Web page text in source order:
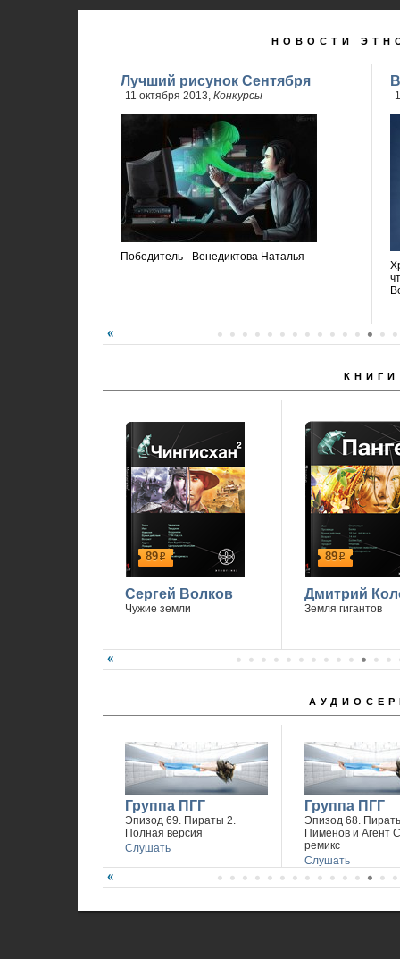
НОВОСТИ
Лучший рисунок Сентября
11 октября 2013, Конкурсы
Победитель - Венедиктова Наталья
КНИГИ
89р
Сергей Волков
Чужие земли
89р
Дмитрий
Земля гигантов
Группа ПГГ
Эпизод 69. Пираты 2.
Полная версия
Слушать
Группа ПГГ
Эпизод 68.
Пименов и Агент
ремикс
Слушать